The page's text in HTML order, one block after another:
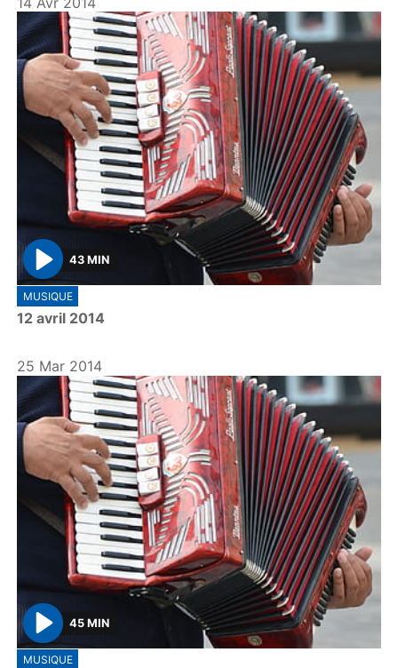
P
l
a
43 MIN
MUSIQUE
12 avril 2014
25 Mar 2014
P
45 MIN
MUSIQUE